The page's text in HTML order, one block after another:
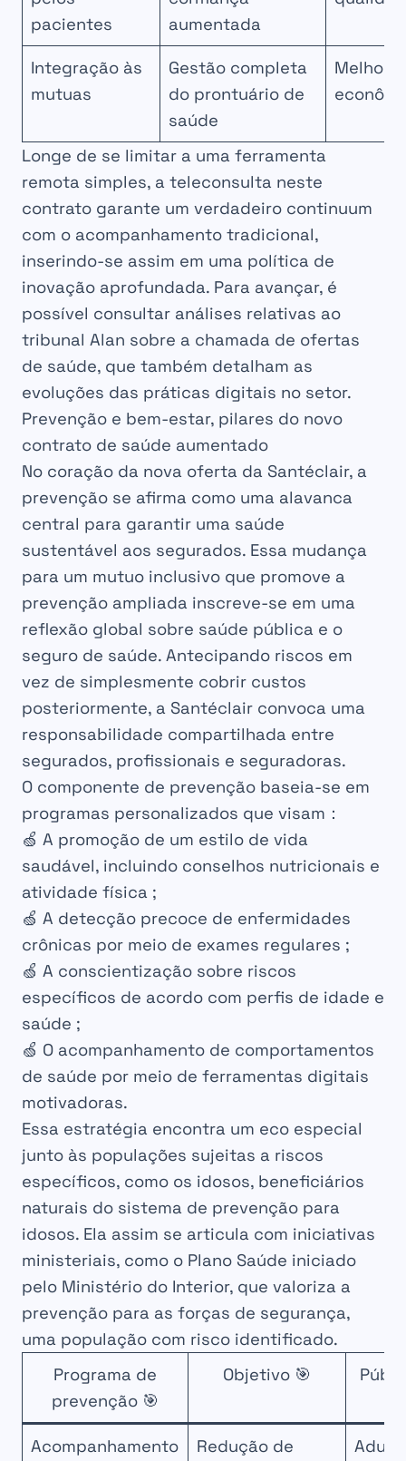
pacientes
aumentada
Integração às
mutuas
Gestão completa
do prontuário de
saúde
Melhor
Longe de se limitar a uma ferramenta
remota simples, a teleconsulta neste
contrato garante um verdadeiro continuum
com o acompanhamento tradicional,
inserindo-se assim em uma política de
inovação aprofundada. Para avançar, é
possível consultar análises relativas ao
tribunal Alan sobre a chamada de ofertas
de saúde, que também detalham as
evoluções das práticas digitais no setor.
Prevenção e bem-estar, pilares do novo
contrato de saúde aumentado
No coração da nova oferta da Santéclair, a
prevenção se afirma como uma alavanca
central para garantir uma saúde
sustentável aos segurados. Essa mudança
para um mutuo inclusivo que promove a
prevenção ampliada inscreve-se em uma
reflexão global sobre saúde pública e o
seguro de saúde. Antecipando riscos em
vez de simplesmente cobrir custos
posteriormente, a Santéclair convoca uma
responsabilidade compartilhada entre
segurados, profissionais e seguradoras.
O componente de prevenção baseia-se em
programas personalizados que visam：
🍏 A promoção de um estilo de vida
saudável, incluindo conselhos nutricionais e
atividade física ;
🍏 A detecção precoce de enfermidades
crônicas por meio de exames regulares ;
🍏 A conscientização sobre riscos
específicos de acordo com perfis de idade e
saúde ;
🍏 O acompanhamento de comportamentos
de saúde por meio de ferramentas digitais
motivadoras.
Essa estratégia encontra um eco especial
junto às populações sujeitas a riscos
específicos, como os idosos, beneficiários
naturais do sistema de prevenção para
idosos. Ela assim se articula com iniciativas
ministeriais, como o Plano Saúde iniciado
pelo Ministério do Interior, que valoriza a
prevenção para as forças de segurança,
uma população com risco identificado.
Programa de
prevenção 🎯
Objetivo 🎯
Acompanhamento
Redução de